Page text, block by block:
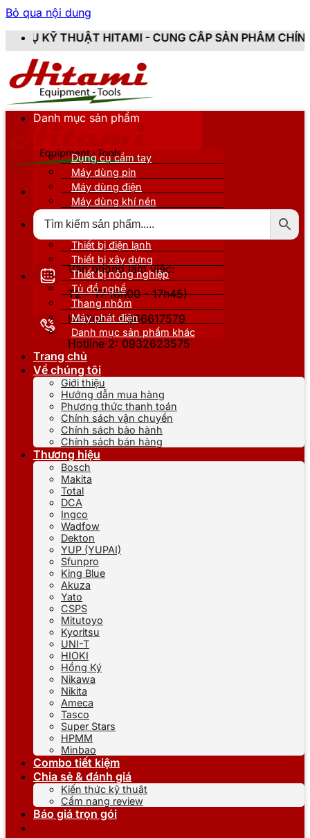
Bỏ qua nội dung
- CUNG CẤP SẢN PHẨM CHÍNH HÃNG, MỚI 100%,
Văn phòng làm việc:
T2 - T7 (8h00 - 17h45)
Hotline 1: 0866617579
Hotline 2: 0932623575
Danh mục sản phẩm
Dụng cụ cầm tay
Máy dùng pin
Máy dùng điện
Máy dùng khí nén
Thiết bị nâng đỡ
Thiết bị điện lạnh
Thiết bị xây dựng
Thiết bị nông nghiệp
Tủ đồ nghề
Thang nhôm
Máy phát điện
Danh mục sản phẩm khác
Trang chủ
Về chúng tôi
Giới thiệu
Hướng dẫn mua hàng
Phương thức thanh toán
Chính sách vận chuyển
Chính sách bảo hành
Chính sách bán hàng
Thương hiệu
Bosch
Makita
Total
DCA
Ingco
Wadfow
Dekton
YUP (YUPAI)
Sfunpro
King Blue
Akuza
Yato
CSPS
Mitutoyo
Kyoritsu
UNI-T
HIOKI
Hồng Ký
Nikawa
Nikita
Ameca
Tasco
Super Stars
HPMM
Minbao
Combo tiết kiệm
Chia sẻ & đánh giá
Kiến thức kỹ thuật
Cẩm nang review
Báo giá trọn gói